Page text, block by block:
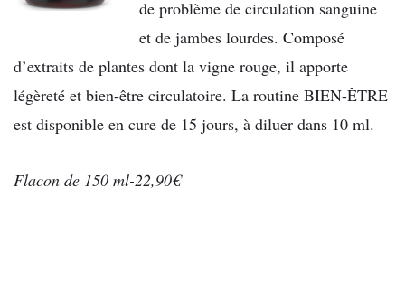
de problème de circulation sanguine
et de jambes lourdes. Composé
d’extraits de plantes dont la vigne rouge, il apporte
légèreté et bien-être circulatoire. La routine BIEN-ÊTRE
est disponible en cure de 15 jours, à diluer dans 10 ml.
Flacon de 150 ml-22,90€